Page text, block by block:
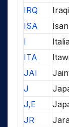
IRQ
ISA
I
ITA
JAI
J
J,E
JR